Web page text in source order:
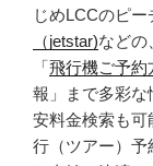
じめLCCのピー
（jetstar)などの
「飛行機ご予約
報」まで多彩な
安料金検索も可
行（ツアー）予